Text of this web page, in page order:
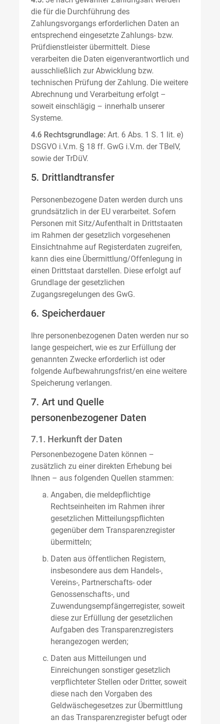
die für die Durchführung des
Zahlungsvorgangs erforderlichen Daten an
entsprechend eingesetzte Zahlungs- bzw.
Prüfdienstleister übermittelt. Diese
verarbeiten die Daten eigenverantwortlich und
ausschließlich zur Abwicklung bzw.
technischen Prüfung der Zahlung. Die weitere
Abrechnung und Verarbeitung erfolgt –
soweit einschlägig – innerhalb unserer
Systeme.
4.6 Rechtsgrundlage: Art. 6 Abs. 1 S. 1 lit. e)
DSGVO i.V.m. § 18 ff. GwG i.V.m. der TBelV,
sowie der TrDüV.
5. Drittlandtransfer
Personenbezogene Daten werden durch uns
grundsätzlich in der EU verarbeitet. Sofern
Personen mit Sitz/Aufenthalt in Drittstaaten
im Rahmen der gesetzlich vorgesehenen
Einsichtnahme auf Registerdaten zugreifen,
kann dies eine Übermittlung/Offenlegung in
einen Drittstaat darstellen. Diese erfolgt auf
Grundlage der gesetzlichen
Zugangsregelungen des GwG.
6. Speicherdauer
Ihre personenbezogenen Daten werden nur so
lange gespeichert, wie es zur Erfüllung der
genannten Zwecke erforderlich ist oder
folgende Aufbewahrungsfrist/en eine weitere
Speicherung verlangen.
7. Art und Quelle
personenbezogener Daten
7.1. Herkunft der Daten
Personenbezogene Daten können –
zusätzlich zu einer direkten Erhebung bei
Ihnen – aus folgenden Quellen stammen:
Angaben, die meldepflichtige
Rechtseinheiten im Rahmen ihrer
gesetzlichen Mitteilungspflichten
gegenüber dem Transparenzregister
übermitteln;
Daten aus öffentlichen Registern,
insbesondere aus dem Handels-,
Vereins-, Partnerschafts- oder
Genossenschafts-, und
Zuwendungsempfängerregister, soweit
diese zur Erfüllung der gesetzlichen
Aufgaben des Transparenzregisters
herangezogen werden;
Daten aus Mitteilungen und
Einreichungen sonstiger gesetzlich
verpflichteter Stellen oder Dritter, soweit
diese nach den Vorgaben des
Geldwäschegesetzes zur Übermittlung
an das Transparenzregister befugt oder